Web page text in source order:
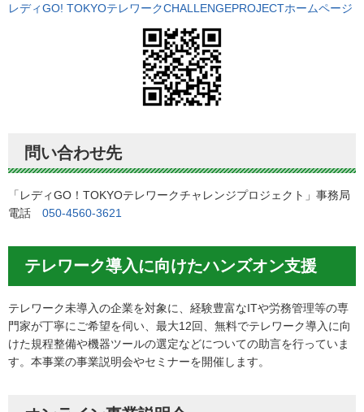
レディGO! TOKYOテレワークCHALLENGEPROJECTホームページ
問い合わせ先
「レディGO！TOKYOテレワークチャレンジプロジェクト」事務局
電話 050-4560-3621
テレワーク導入に向けたハンズオン支援
テレワーク未導入の企業を対象に、経験豊富なITや労務管理等の専
門家が丁寧にご希望を伺い、最大12回、無料でテレワーク導入に向
けた規程整備や機器ツールの選定などについての助言を行っていま
す。本事業の事業説明会やセミナーを開催します。